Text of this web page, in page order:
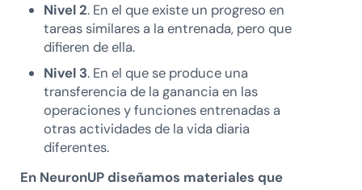
Nivel 2. En el que existe un progreso en
tareas similares a la entrenada, pero que
difieren de ella.
Nivel 3. En el que se produce una
transferencia de la ganancia en las
operaciones y funciones entrenadas a
otras actividades de la vida diaria
diferentes.
En NeuronUP diseñamos materiales que